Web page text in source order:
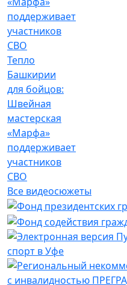
Тепло
Башкирии
для бойцов:
Швейная
мастерская
«Марфа»
поддерживает
участников
СВО
Все видеосюжеты